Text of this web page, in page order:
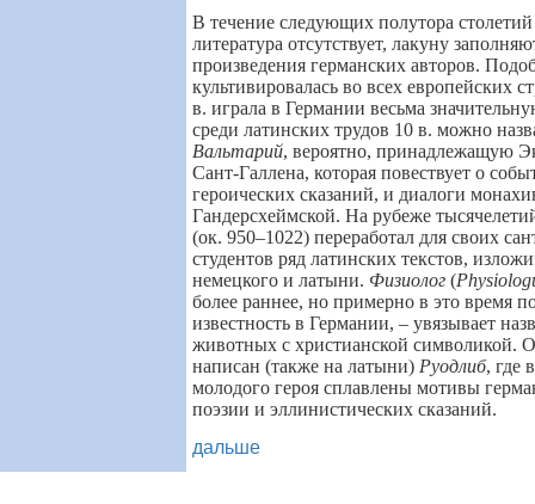
В течение следующих полутора
литература отсутствует, лакуну
произведения германских авторов.
культивировалась во всех европейских
в. играла в Германии весьма
среди латинских трудов 10 в. можно
Вальтарий, вероятно, принадлежащую
Сант-Галлена, которая повествует о
героических сказаний, и диалоги
Гандерсхеймской. На рубеже
(ок. 950–1022) переработал для своих
студентов ряд латинских текстов,
немецкого и латыни. Физиолог (
более раннее, но примерно в это время
известность в Германии, – увязывает
животных с христианской символикой.
написан (также на латыни) Руодлиб, где
молодого героя сплавлены мотивы
поэзии и эллинистических сказаний.
дальше